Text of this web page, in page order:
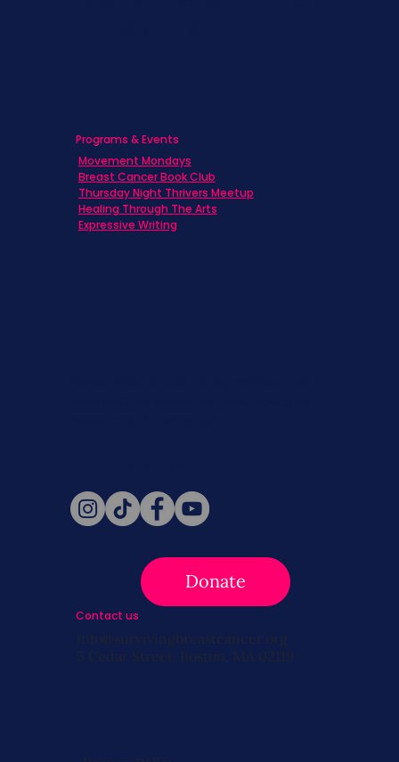
Donate
Programs & Events
Movement Mondays
Breast Cancer Book Club
Thursday Night Thrivers Meetup
Healing Through The Arts
Expressive Writing
Contact us
info@survivingbreastcancer.org
5 Cedar Street, Boston, MA 02119